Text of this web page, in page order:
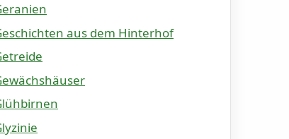
aus dem Hinterhof